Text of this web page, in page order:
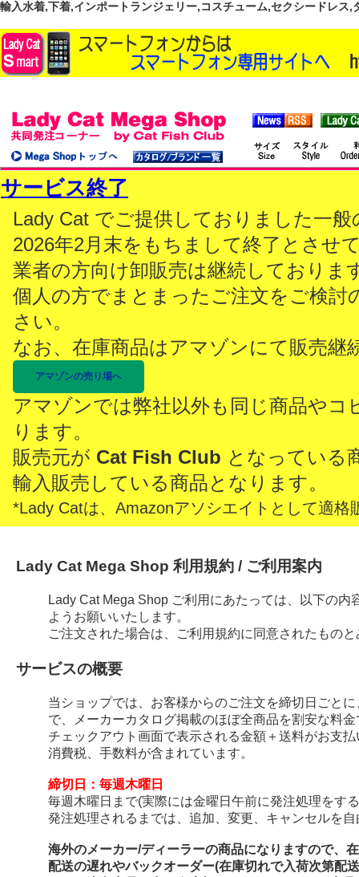
輸入水着,下着,インポートランジェリー,コスチューム,セクシードレス
サービス終了
Lady Cat でご提供しておりました一
2026年2月末をもちまして終了とさせ
業者の方向け卸販売は継続しておりま
個人の方でまとまったご注文をご検討
さい。
なお、在庫商品はアマゾンにて販売継
アマゾンの売り場へ
アマゾンでは弊社以外も同じ商品やコ
ります。
販売元が Cat Fish Club となっている
輸入販売している商品となります。
*Lady Catは、Amazonアソシエイトとして適格
Lady Cat Mega Shop 利用規約 / ご利用案内
Lady Cat Mega Shop ご利用にあたっては、以下の
ようお願いいたします。
ご注文された場合は、ご利用規約に同意されたもの
サービスの概要
当ショップでは、お客様からのご注文を締切日ごと
で、メーカーカタログ掲載のほぼ全商品を割安な料
チェックアウト画面で表示される金額＋送料がお支
消費税、手数料が含まれています。
締切日：毎週木曜日
毎週木曜日まで(実際には金曜日午前に発注処理をす
発注処理されるまでは、追加、変更、キャンセルを
海外のメーカー/ディーラーの商品になりますので、
配送の遅れやバックオーダー(在庫切れで入荷次第配